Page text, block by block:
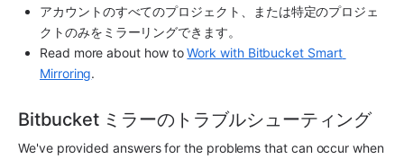
アカウントのすべてのプロジェクト、または特定のプロジェ
クトのみをミラーリングできます。
Read more about how to Work with Bitbucket Smart
Mirroring.
Bitbucket ミラーのトラブルシューティング
We've provided answers for the problems that can occur when